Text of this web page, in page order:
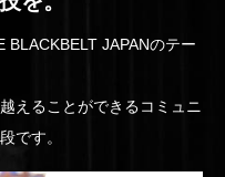
BLACKBELT JAPANのテー
えることができるコミュニ
です。